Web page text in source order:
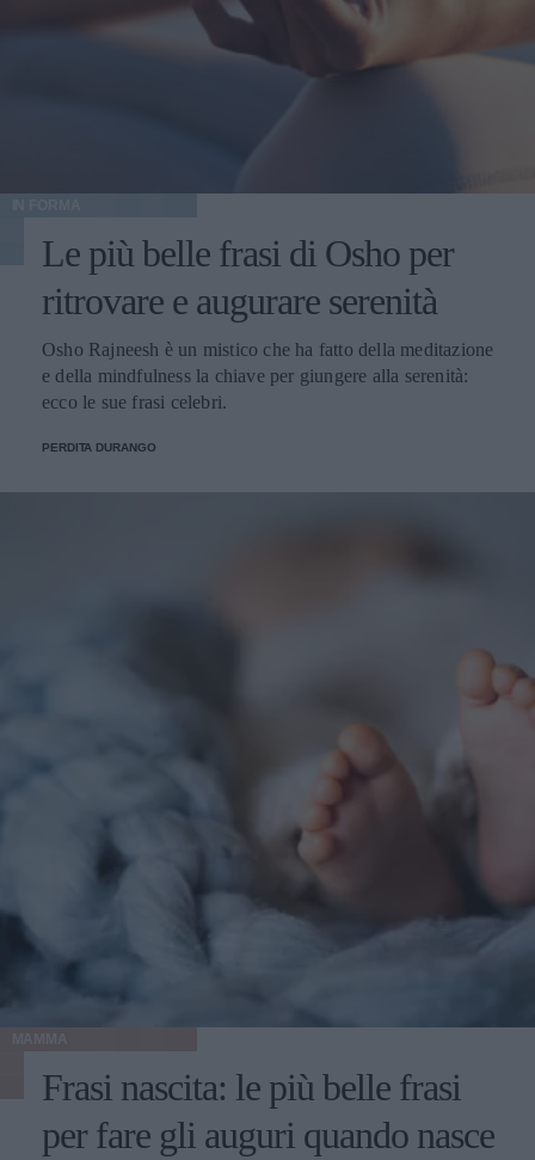
Le più belle frasi di Osho per
ritrovare e augurare serenità
Osho Rajneesh è un mistico che ha fatto della meditazione
e della mindfulness la chiave per giungere alla serenità:
ecco le sue frasi celebri.
PERDITA DURANGO
Frasi nascita: le più belle frasi
per fare gli auguri quando nasce